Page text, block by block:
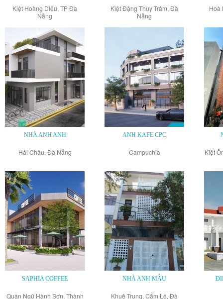
Kiệt Hoàng Diệu, TP Đà
Nẵng
Kiệt Đặng Thùy Trâm, Đà
Nẵng
Hoà
NHÀ ANH ANH
Hải Châu, Đà Nẵng
ANH KAFE CPC
Campuchia Kiệt
SAPHIA COFFEE
Quận Ngũ Hành Sơn, Thành
NHÀ ANH MẪU
Khuê Trung, Cẩm Lệ, Đà